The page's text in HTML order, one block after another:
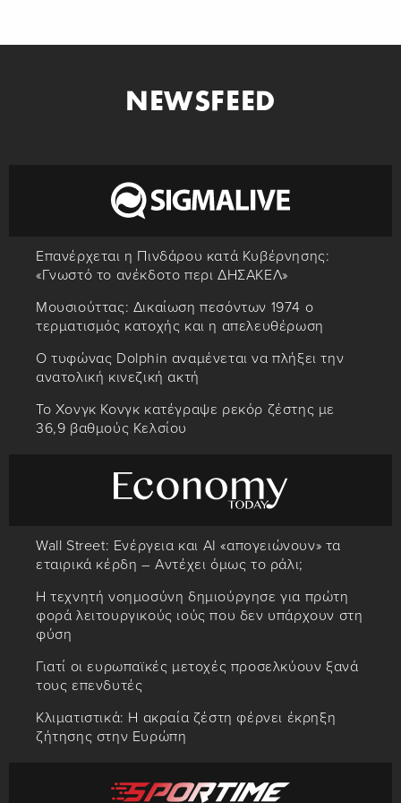
NEWSFEED
Επανέρχεται η Πινδάρου κατά Κυβέρνησης:
«Γνωστό το ανέκδοτο περι ΔΗΣΑΚΕΛ»
Μουσιούττας: Δικαίωση πεσόντων 1974 ο
τερματισμός κατοχής και η απελευθέρωση
Ο τυφώνας Dolphin αναμένεται να πλήξει την
ανατολική κινεζική ακτή
Το Χονγκ Κονγκ κατέγραψε ρεκόρ ζέστης με
36,9 βαθμούς Κελσίου
Wall Street: Ενέργεια και AI «απογειώνουν» τα
εταιρικά κέρδη – Αντέχει όμως το ράλι;
Η τεχνητή νοημοσύνη δημιούργησε για πρώτη
φορά λειτουργικούς ιούς που δεν υπάρχουν στη
φύση
Γιατί οι ευρωπαϊκές μετοχές προσελκύουν ξανά
τους επενδυτές
Κλιματιστικά: Η ακραία ζέστη φέρνει έκρηξη
ζήτησης στην Ευρώπη